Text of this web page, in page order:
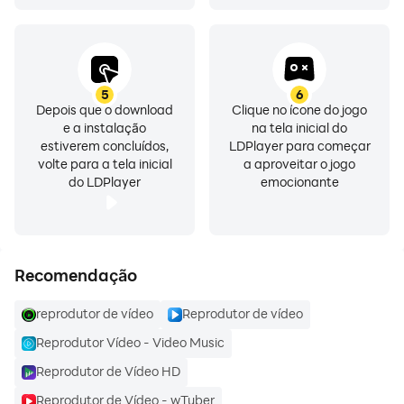
canto da tela. Assim, você pode jogar, responder
mensagens ou realizar qualquer outra tarefa enquanto
assiste.
Tenha uma experiência de visualização fluida no
OiTube.
Flutuante.
conforme desejar.
Arraste a janela flutuante para qualquer lugar da tela e
ajuste seu tamanho conforme necessário.
5
Depois que o download
e a instalação
estiverem concluídos,
volte para a tela inicial
do LDPlayer
6
Clique no ícone do jogo
na tela inicial do
LDPlayer para começar
a aproveitar o jogo
emocionante
Recomendação
reprodutor de vídeo
Reprodutor de vídeo
Reprodutor Vídeo - Video Music
Reprodutor de Vídeo HD
Reprodutor de Vídeo - wTuber